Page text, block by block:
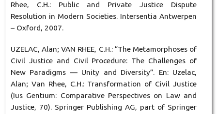
Rhee, C.H.: Public and Private Justice Dispute
Resolution in Modern Societies. Intersentia Antwerpen
– Oxford, 2007.
UZELAC, Alan; VAN RHEE, C.H.: “The Metamorphoses of
Civil Justice and Civil Procedure: The Challenges of
New Paradigms — Unity and Diversity”. En: Uzelac,
Alan; Van Rhee, C.H.: Transformation of Civil Justice
(Ius Gentium: Comparative Perspectives on Law and
Justice, 70). Springer Publishing AG, part of Springer